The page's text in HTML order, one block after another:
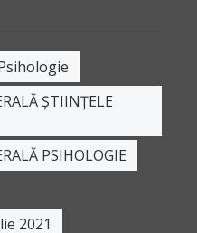
ȘTIINȚELE
PSIHOLOGIE
2021